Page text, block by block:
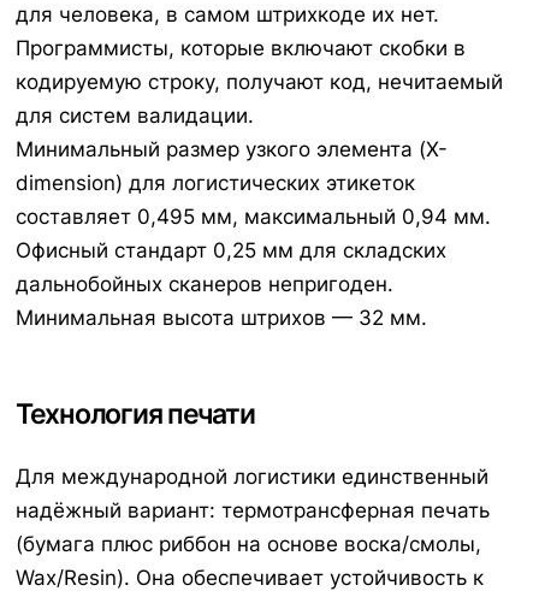
для человека, в самом штрихкоде их нет.
Программисты, которые включают скобки в
кодируемую строку, получают код, нечитаемый
для систем валидации.
Минимальный размер узкого элемента (X-
dimension) для логистических этикеток
составляет 0,495 мм, максимальный 0,94 мм.
Офисный стандарт 0,25 мм для складских
дальнобойных сканеров непригоден.
Минимальная высота штрихов — 32 мм.
Технология печати
Для международной логистики единственный
надёжный вариант: термотрансферная печать
(бумага плюс риббон на основе воска/смолы,
Wax/Resin). Она обеспечивает устойчивость к